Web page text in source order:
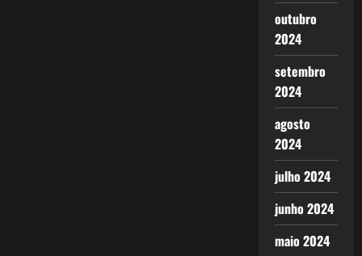
outubro
2024
setembro
2024
agosto
2024
julho 2024
junho 2024
maio 2024